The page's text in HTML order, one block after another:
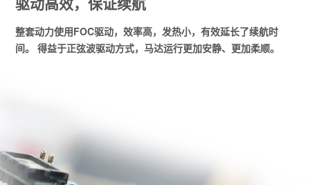
整套动力使用FOC驱动，效率高，发热小，有效延长了续航时
间。 得益于正弦波驱动方式，马达运行更加安静、更加柔顺。